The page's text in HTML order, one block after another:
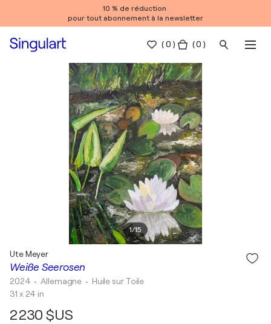
10 % de réduction
pour tout abonnement à la newsletter
(0 ) ( 0 )
1/15
Weiße Seerosen
Ute Meyer
2024 • Allemagne • Huile sur Toile
31 x 24 in
2 230 $US